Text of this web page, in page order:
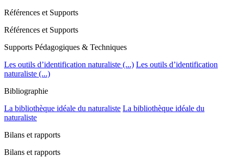
Références et Supports
Références et Supports
Supports Pédagogiques & Techniques
Les outils d’identification naturaliste (...) Les outils d’identification
naturaliste (...)
Bibliographie
La bibliothèque idéale du naturaliste La bibliothèque idéale du
naturaliste
Bilans et rapports
Bilans et rapports